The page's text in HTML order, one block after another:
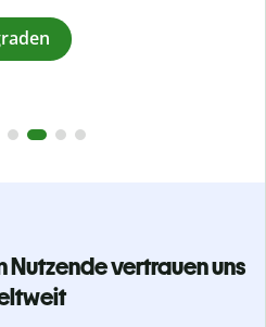
upgraden
Nutzende vertrauen uns